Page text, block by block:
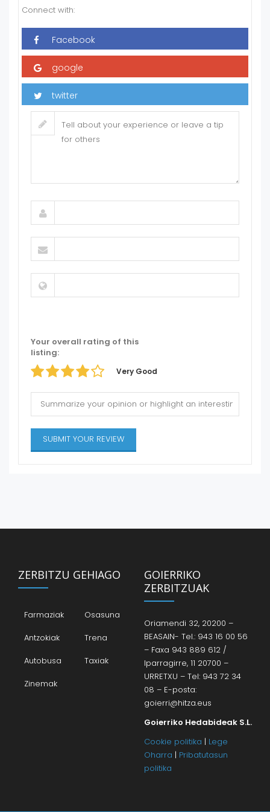
Connect with:
Your overall rating of this
listing:
Very Good
ZERBITZU GEHIAGO
Farmaziak
Osasuna
Antzokiak
Trena
Autobusa
Taxiak
Zinemak
GOIERRIKO
ZERBITZUAK
Oriamendi 32, 20200 –
BEASAIN- Tel.: 943 16 00 56
– Faxa 943 889 612 /
Iparragirre, 11 20700 –
URRETXU – Tel: 943 72 34
08 – E-posta:
goierri@hitza.eus
Goierriko Hedabideak S.L.
Cookie politika | Lege
Oharra | Pribatutasun
politika